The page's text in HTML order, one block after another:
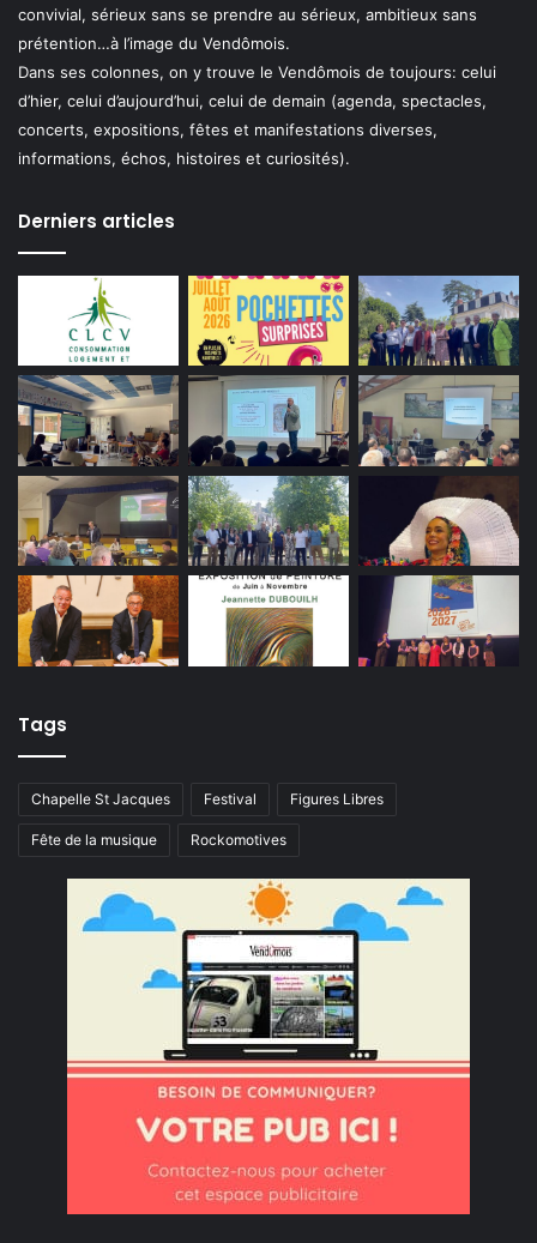
convivial, sérieux sans se prendre au sérieux, ambitieux sans
prétention…à l’image du Vendômois.
Dans ses colonnes, on y trouve le Vendômois de toujours: celui
d’hier, celui d’aujourd’hui, celui de demain (agenda, spectacles,
concerts, expositions, fêtes et manifestations diverses,
informations, échos, histoires et curiosités).
Derniers articles
Tags
Chapelle St Jacques Festival Figures Libres
Fête de la musique Rockomotives